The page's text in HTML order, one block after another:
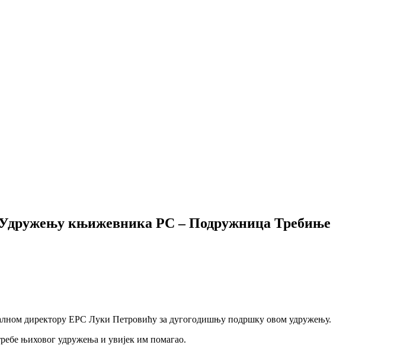
књижевника РС – Подружница Требиње
директору ЕРС Луки Петровићу за дугогодишњу подршку овом удружењу.
њиховог удружења и увијек им помагао.